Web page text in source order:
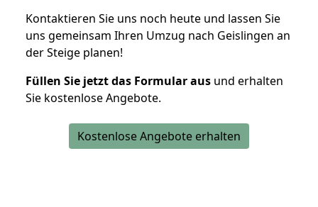
Kontaktieren Sie uns noch heute und lassen Sie
uns gemeinsam Ihren Umzug nach Geislingen an
der Steige planen!
Füllen Sie jetzt das Formular aus und erhalten
Sie kostenlose Angebote.
Kostenlose Angebote erhalten